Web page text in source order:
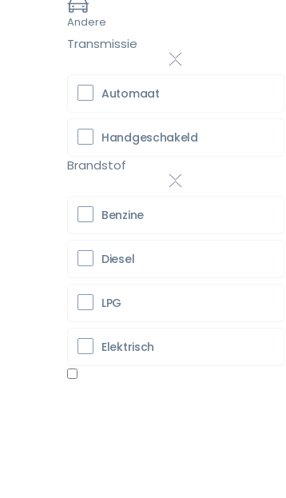
Andere
Transmissie
Automaat
Handgeschakeld
Brandstof
Benzine
Diesel
LPG
Elektrisch